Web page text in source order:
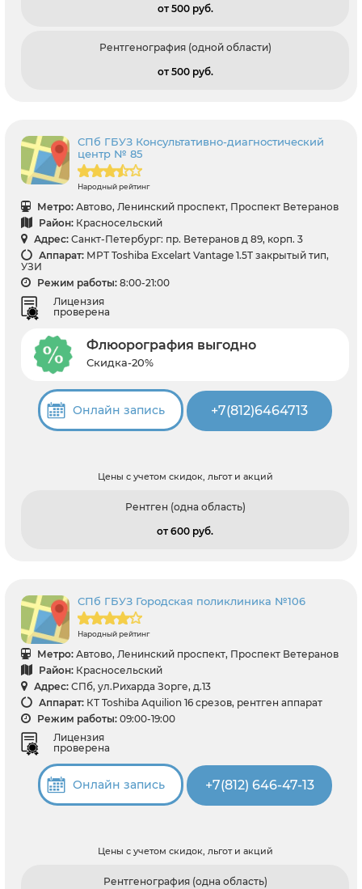
от 500 pуб.
Рентгенография (одной области)
от 500 pуб.
СПб ГБУЗ Консультативно-диагностический
центр № 85
Народный рейтинг
Метро: Автово, Ленинский проспект, Проспект Ветеранов
Район: Красносельский
Адрес: Санкт-Петербург: пр. Ветеранов д 89, корп. 3
Аппарат: МРТ Toshiba Excelart Vantage 1.5T закрытый тип,
УЗИ
Режим работы: 8:00-21:00
Лицензия
проверена
Флюорография выгодно
Скидка-20%
Онлайн запись +7(812)6464713
Цены с учетом скидок, льгот и акций
Рентген (одна область)
от 600 pуб.
СПб ГБУЗ Городская поликлиника №106
Народный рейтинг
Метро: Автово, Ленинский проспект, Проспект Ветеранов
Район: Красносельский
Адрес: СПб, ул.Рихарда Зорге, д.13
Аппарат: КТ Toshiba Aquilion 16 срезов, рентген аппарат
Режим работы: 09:00-19:00
Лицензия
проверена
Онлайн запись +7(812) 646-47-13
Цены с учетом скидок, льгот и акций
Рентгенография (одна область)